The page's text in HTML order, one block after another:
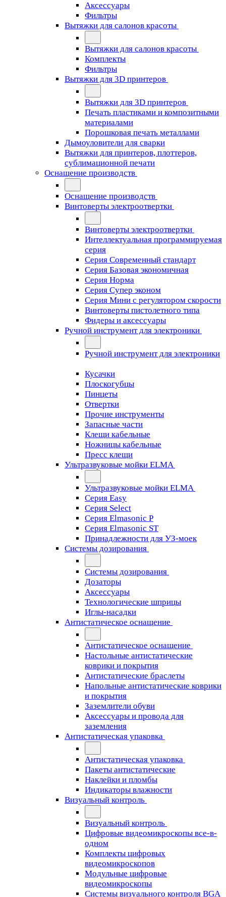
Аксессуары
Фильтры
Вытяжки для салонов красоты
Вытяжки для салонов красоты
Комплекты
Фильтры
Вытяжки для 3D принтеров
Вытяжки для 3D принтеров
Печать пластиками и композитными
материалами
Порошковая печать металлами
Дымоуловители для сварки
Вытяжки для принтеров, плоттеров,
сублимационной печати
Оснащение производств
Оснащение производств
Винтоверты электроотвертки
Винтоверты электроотвертки
Интеллектуальная программируемая
серия
Серия Современный стандарт
Серия Базовая экономичная
Серия Норма
Серия Cупер эконом
Серия Мини с регулятором скорости
Винтоверты пистолетного типа
Фидеры и аксессуары
Ручной инструмент для электроники
Ручной инструмент для электроники
Кусачки
Плоскогубцы
Пинцеты
Отвертки
Прочие инструменты
Запасные части
Клещи кабельные
Ножницы кабельные
Пресс клещи
Ультразвуковые мойки ELMA
Ультразвуковые мойки ELMA
Серия Easy
Серия Select
Серия Elmasonic P
Серия Elmasonic ST
Принадлежности для УЗ-моек
Системы дозирования
Системы дозирования
Дозаторы
Аксессуары
Технологические шприцы
Иглы-насадки
Антистатическое оснащение
Антистатическое оснащение
Настольные антистатические
коврики и покрытия
Антистатические браслеты
Напольные антистатические коврики
и покрытия
Заземлители обуви
Аксессуары и провода для
заземления
Антистатическая упаковка
Антистатическая упаковка
Пакеты антистатические
Наклейки и пломбы
Индикаторы влажности
Визуальный контроль
Визуальный контроль
Цифровые видеомикроскопы все-в-
одном
Комплекты цифровых
видеомикроскопов
Модульные цифровые
видеомикроскопы
Cистемы визуального контроля BGA